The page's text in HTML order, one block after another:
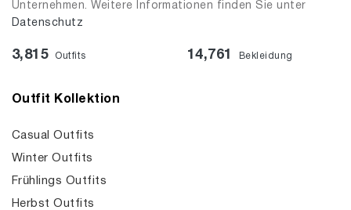
Unternehmen. Weitere Informationen finden Sie unter
Datenschutz
3,815 Outfits 14,761 Bekleidung
Outfit Kollektion
Casual Outfits
Winter Outfits
Frühlings Outfits
Herbst Outfits